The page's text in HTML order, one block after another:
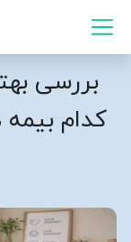
بررسی
کدام بیمه